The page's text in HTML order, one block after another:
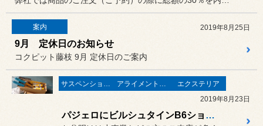
案内 2019年8月25日
9月 定休日のお知らせ
コクピット藤枝 9月 定休日のご案内
サスペンション・足回り・車高調 アライメント調整
エクステリア
2019年8月23日
パジェロにビルシュタインB6ショックお取付け